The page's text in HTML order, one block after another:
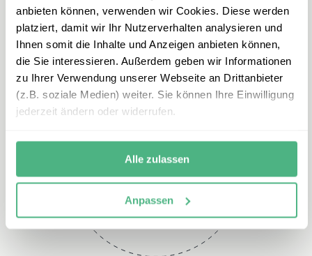
anbieten können, verwenden wir Cookies. Diese werden
platziert, damit wir Ihr Nutzerverhalten analysieren und
Ihnen somit die Inhalte und Anzeigen anbieten können,
die Sie interessieren. Außerdem geben wir Informationen
zu Ihrer Verwendung unserer Webseite an Drittanbieter
(z.B. soziale Medien) weiter. Sie können Ihre Einwilligung
jederzeit ändern oder widerrufen.
Alle zulassen
Anpassen
tansania@erlebe.de
Montag – Freitag:
und nach individueller
Terminvereinbarung